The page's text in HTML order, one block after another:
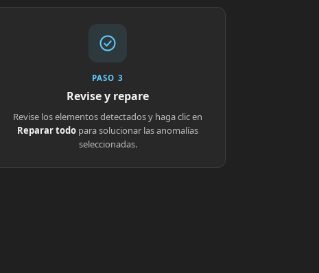
PASO 3
Revise y repare
Revise los elementos detectados y haga clic en
Reparar todo para solucionar las anomalías
seleccionadas.